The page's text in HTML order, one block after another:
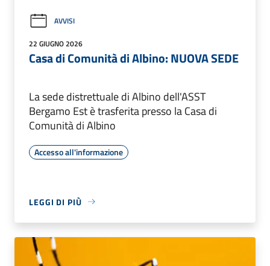
AVVISI
22 GIUGNO 2026
Casa di Comunità di Albino: NUOVA SEDE
La sede distrettuale di Albino dell'ASST
Bergamo Est è trasferita presso la Casa di
Comunità di Albino
Accesso all'informazione
LEGGI DI PIÙ